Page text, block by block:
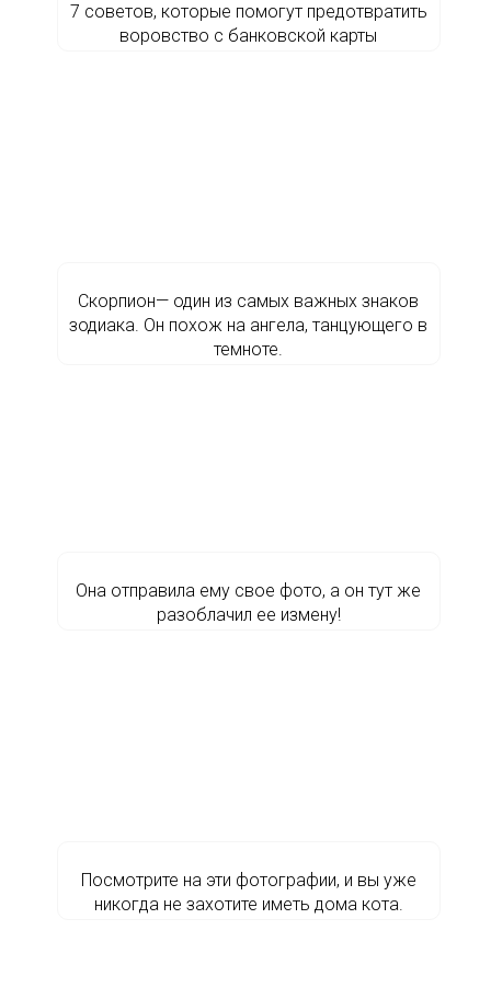
7 советов, которые помогут предотвратить
воровство с банковской карты
Скорпион— один из самых важных знаков
зодиака. Он похож на ангела, танцующего в
темноте.
Она отправила ему свое фото, а он тут же
разоблачил ее измену!
Посмотрите на эти фотографии, и вы уже
никогда не захотите иметь дома кота.